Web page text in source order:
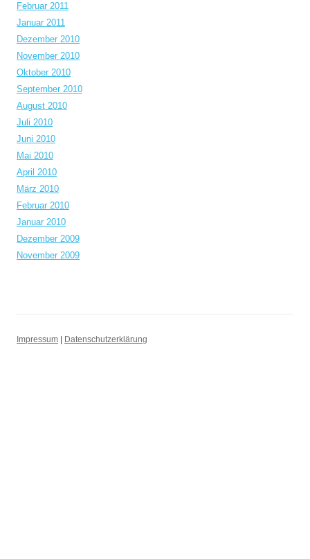
Februar 2011
Januar 2011
Dezember 2010
November 2010
Oktober 2010
September 2010
August 2010
Juli 2010
Juni 2010
Mai 2010
April 2010
März 2010
Februar 2010
Januar 2010
Dezember 2009
November 2009
Impressum Datenschutzerklärung